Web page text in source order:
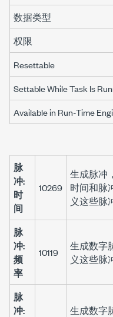
数据类型
权限
Resettable
Settable While Task Is
Available in Run-Time
脉
冲:
时
间
10269
生成脉冲
时间和脉
义这些脉
脉
冲:
频
率
10119
生成数字
义这些脉
脉
冲:
生成数字